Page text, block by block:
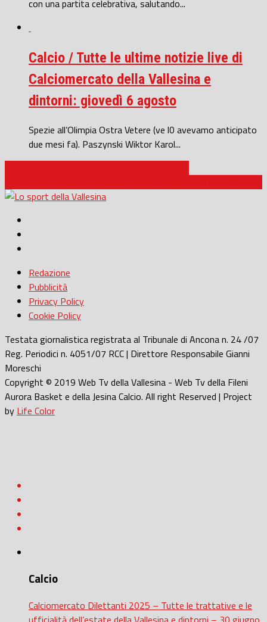
con una partita celebrativa, salutando...
Calcio / Tutte le ultime notizie live di
Calciomercato della Vallesina e
dintorni: giovedì 6 agosto
Spezie all’Olimpia Ostra Vetere (ve l0 avevamo anticipato
due mesi fa). Paszynski Wiktor Karol...
Redazione
Pubblicità
Privacy Policy
Cookie Policy
Testata giornalistica registrata al Tribunale di Ancona n. 24 /07
Reg. Periodici n. 4051/07 RCC | Direttore Responsabile Gianni
Moreschi
Copyright © 2019 Web Tv della Vallesina - Web Tv della Fileni
Aurora Basket e della Jesina Calcio. All right Reserved | Project
by Life Color
Calcio
Calciomercato Dilettanti 2025 – Tutte le trattative e le